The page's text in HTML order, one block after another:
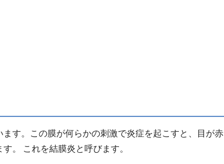
す。この膜が何らかの刺激で炎症を起こすと、目が赤
。 これを結膜炎と呼びます。